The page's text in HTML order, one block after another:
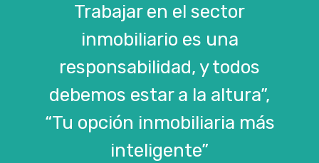
Trabajar en el sector
inmobiliario es una
responsabilidad, y todos
debemos estar a la altura”,
“Tu opción inmobiliaria más
inteligente”